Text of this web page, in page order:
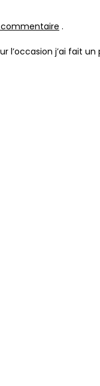
.
l’occasion j’ai fait